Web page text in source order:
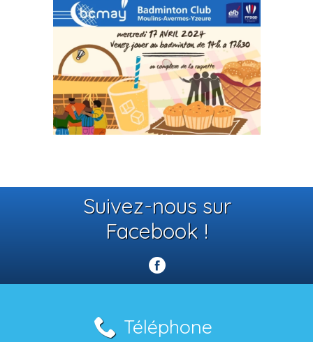
Suivez-nous sur
Facebook !
Téléphone